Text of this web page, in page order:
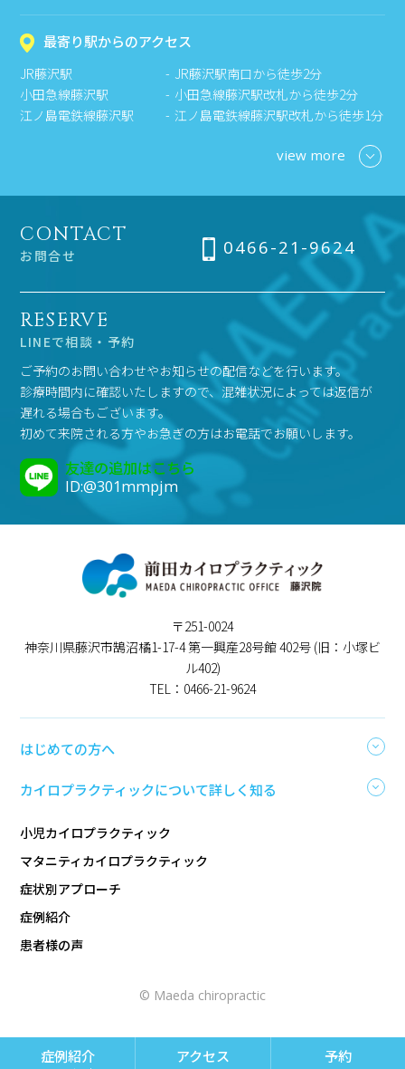
最寄り駅からのアクセス
JR藤沢駅
JR藤沢駅南口から徒歩2分
小田急線藤沢駅
小田急線藤沢駅改札から徒歩2分
江ノ島電鉄線藤沢駅
江ノ島電鉄線藤沢駅改札から徒歩1分
view more
CONTACT
お問合せ 0466-21-9624
RESERVE
LINEで相談・予約
ご予約のお問い合わせやお知らせの配信などを行います。
診療時間内に確認いたしますので、混雑状況によっては返信が
遅れる場合もございます。
初めて来院される方やお急ぎの方はお電話でお願いします。
友達の追加はこちら
ID:@301mmpjm
〒251-0024
神奈川県藤沢市鵠沼橘1-17-4 第一興産28号館 402号 (旧：小塚ビ
ル402)
TEL：0466-21-9624
はじめての方へ
カイロプラクティックについて詳しく知る
小児カイロプラクティック
マタニティカイロプラクティック
症状別アプローチ
症例紹介
患者様の声
© Maeda chiropractic
症例紹介 アクセス 予約